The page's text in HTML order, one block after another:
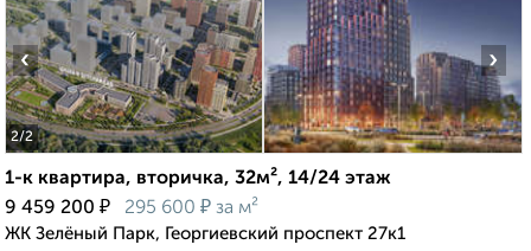
2/2
‹ ›
1-к квартира, вторичка, 32м², 14/24 этаж
9 459 200 ₽ 295 600 ₽ за м²
ЖК Зелёный Парк, Георгиевский проспект 27к1